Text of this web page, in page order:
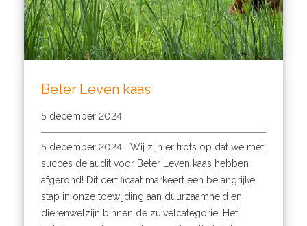
Beter Leven kaas
5 december 2024
5 december 2024 Wij zijn er trots op dat we met
succes de audit voor Beter Leven kaas hebben
afgerond! Dit certificaat markeert een belangrijke
stap in onze toewijding aan duurzaamheid en
dierenwelzijn binnen de zuivelcategorie. Het